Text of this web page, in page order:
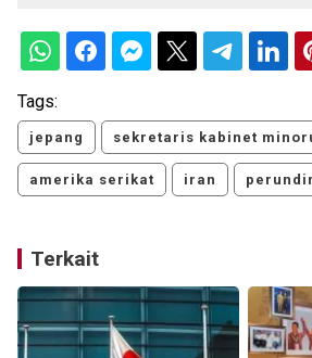
Tags:
jepang sekretaris kabinet
amerika serikat iran
Terkait